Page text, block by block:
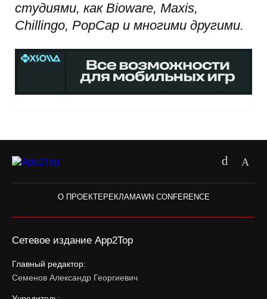
студиями, как Bioware, Maxis,
Chillingo, PopCap и многими другими.
О ПРОЕКТЕРЕКЛАМАWN CONFERENCE
Сетевое издание App2Top
Главный редактор:
Семенов Александр Георгиевич